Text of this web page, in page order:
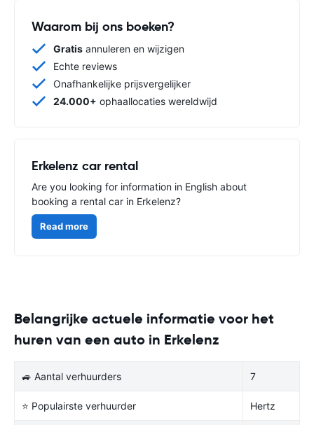
Waarom bij ons boeken?
Gratis annuleren en wijzigen
Echte reviews
Onafhankelijke prijsvergelijker
24.000+ ophaallocaties wereldwijd
Erkelenz car rental
Are you looking for information in English about
booking a rental car in Erkelenz?
Read more
Belangrijke actuele informatie voor het
huren van een auto in Erkelenz
🚙 Aantal verhuurders 7
⭐ Populairste verhuurder Hertz